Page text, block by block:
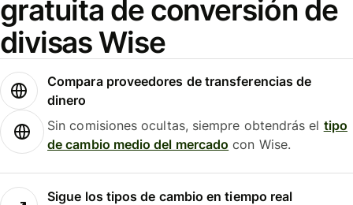
gratuita de conversión de
divisas Wise
Compara proveedores de transferencias de
dinero
Sin comisiones ocultas, siempre obtendrás el tipo
de cambio medio del mercado con Wise.
Sigue los tipos de cambio en tiempo real